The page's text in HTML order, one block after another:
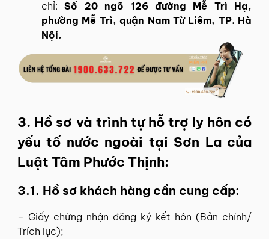
chỉ:Số 20 ngõ 126 đường Mễ Trì Hạ,
phường Mễ Trì, quận Nam Từ Liêm, TP. Hà
Nội.
3. Hồ sơ và trình tự hỗ trợ ly hôn có
yếu tố nước ngoài tại Sơn La của
Luật Tâm Phước Thịnh:
3.1. Hồ sơ khách hàng cần cung cấp:
– Giấy chứng nhận đăng ký kết hôn (Bản chính/
Trích lục);